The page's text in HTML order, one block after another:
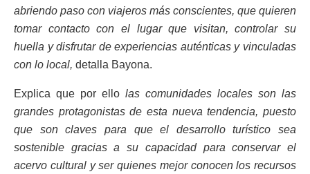
abriendo paso con viajeros más conscientes, que quieren
tomar contacto con el lugar que visitan, controlar su
huella y disfrutar de experiencias auténticas y vinculadas
con lo local, detalla Bayona.
Explica que por ello las comunidades locales son las
grandes protagonistas de esta nueva tendencia, puesto
que son claves para que el desarrollo turístico sea
sostenible gracias a su capacidad para conservar el
acervo cultural y ser quienes mejor conocen los recursos